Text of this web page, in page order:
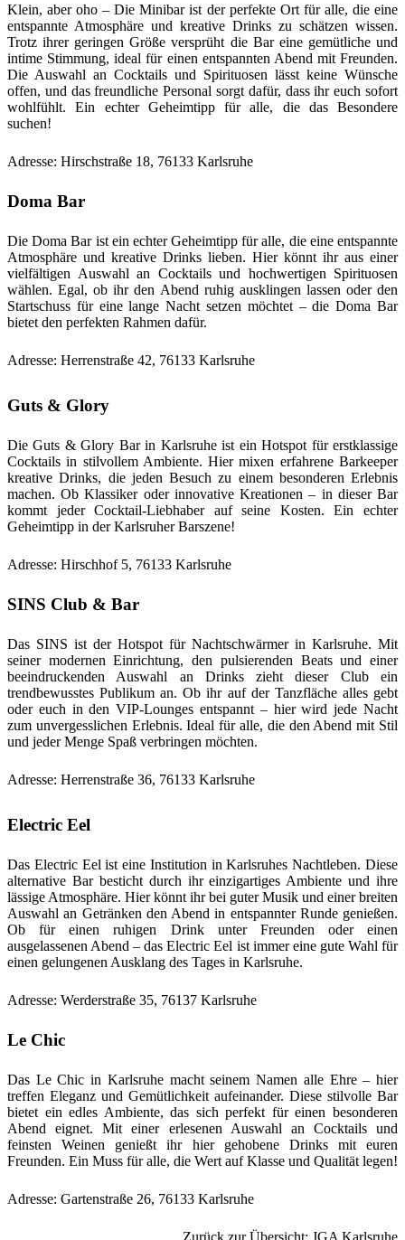
Klein, aber oho – Die Minibar ist der perfekte Ort für alle, die eine
entspannte Atmosphäre und kreative Drinks zu schätzen wissen.
Trotz ihrer geringen Größe versprüht die Bar eine gemütliche und
intime Stimmung, ideal für einen entspannten Abend mit Freunden.
Die Auswahl an Cocktails und Spirituosen lässt keine Wünsche
offen, und das freundliche Personal sorgt dafür, dass ihr euch sofort
wohlfühlt. Ein echter Geheimtipp für alle, die das Besondere
suchen!
Adresse: Hirschstraße 18, 76133 Karlsruhe
Doma Bar
Die Doma Bar ist ein echter Geheimtipp für alle, die eine entspannte
Atmosphäre und kreative Drinks lieben. Hier könnt ihr aus einer
vielfältigen Auswahl an Cocktails und hochwertigen Spirituosen
wählen. Egal, ob ihr den Abend ruhig ausklingen lassen oder den
Startschuss für eine lange Nacht setzen möchtet – die Doma Bar
bietet den perfekten Rahmen dafür.
Adresse: Herrenstraße 42, 76133 Karlsruhe
Guts & Glory
Die Guts & Glory Bar in Karlsruhe ist ein Hotspot für erstklassige
Cocktails in stilvollem Ambiente. Hier mixen erfahrene Barkeeper
kreative Drinks, die jeden Besuch zu einem besonderen Erlebnis
machen. Ob Klassiker oder innovative Kreationen – in dieser Bar
kommt jeder Cocktail-Liebhaber auf seine Kosten. Ein echter
Geheimtipp in der Karlsruher Barszene!
Adresse: Hirschhof 5, 76133 Karlsruhe
SINS Club & Bar
Das SINS ist der Hotspot für Nachtschwärmer in Karlsruhe. Mit
seiner modernen Einrichtung, den pulsierenden Beats und einer
beeindruckenden Auswahl an Drinks zieht dieser Club ein
trendbewusstes Publikum an. Ob ihr auf der Tanzfläche alles gebt
oder euch in den VIP-Lounges entspannt – hier wird jede Nacht
zum unvergesslichen Erlebnis. Ideal für alle, die den Abend mit Stil
und jeder Menge Spaß verbringen möchten.
Adresse: Herrenstraße 36, 76133 Karlsruhe
Electric Eel
Das Electric Eel ist eine Institution in Karlsruhes Nachtleben. Diese
alternative Bar besticht durch ihr einzigartiges Ambiente und ihre
lässige Atmosphäre. Hier könnt ihr bei guter Musik und einer breiten
Auswahl an Getränken den Abend in entspannter Runde genießen.
Ob für einen ruhigen Drink unter Freunden oder einen
ausgelassenen Abend – das Electric Eel ist immer eine gute Wahl für
einen gelungenen Ausklang des Tages in Karlsruhe.
Adresse: Werderstraße 35, 76137 Karlsruhe
Le Chic
Das Le Chic in Karlsruhe macht seinem Namen alle Ehre – hier
treffen Eleganz und Gemütlichkeit aufeinander. Diese stilvolle Bar
bietet ein edles Ambiente, das sich perfekt für einen besonderen
Abend eignet. Mit einer erlesenen Auswahl an Cocktails und
feinsten Weinen genießt ihr hier gehobene Drinks mit euren
Freunden. Ein Muss für alle, die Wert auf Klasse und Qualität legen!
Adresse: Gartenstraße 26, 76133 Karlsruhe
Zurück zur Übersicht: JGA Karlsruhe